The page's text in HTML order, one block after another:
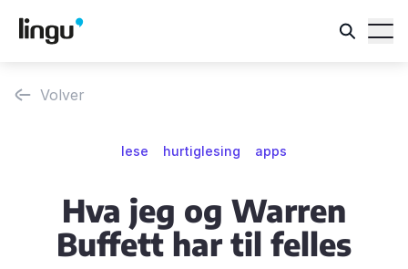
Volver
lese hurtiglesing apps
Hva jeg og Warren
Buffett har til felles